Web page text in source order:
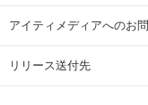
アイティメディアへのお
リリース送付先